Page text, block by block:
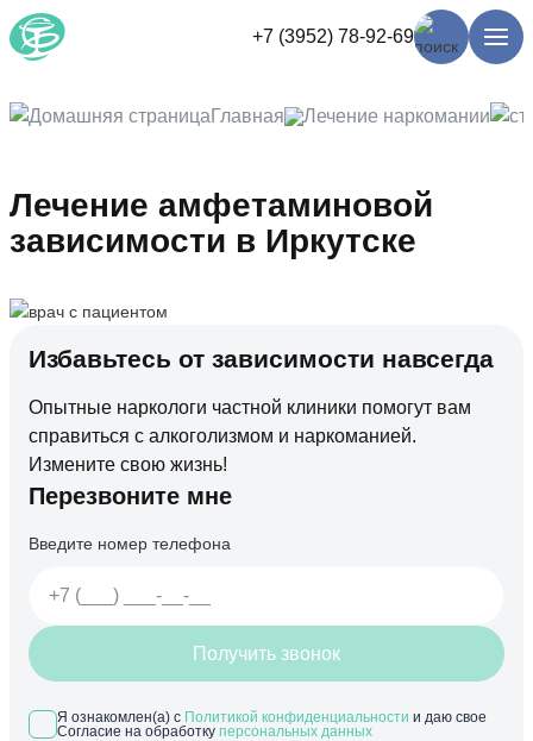
+7 (3952) 78-92-69
Главная Лечение наркомании
Лечение амфетаминовой
зависимости в Иркутске
Избавьтесь от зависимости навсегда
Опытные наркологи частной клиники помогут вам
справиться с алкоголизмом и наркоманией.
Измените свою жизнь!
Перезвоните мне
Введите номер телефона
Получить звонок
Я ознакомлен(а) с Политикой конфиденциальности и даю свое
Согласие на обработку персональных данных